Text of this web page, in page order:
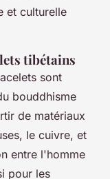
et culturelle
tibétains
sont
bouddhisme
de matériaux
le cuivre, et
entre l'homme
pour les